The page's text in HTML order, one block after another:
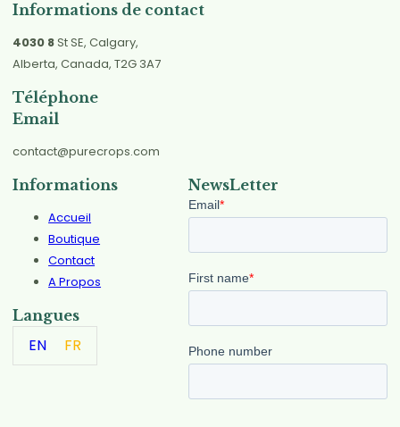
Informations de contact
4030 8St SE, Calgary,
Alberta, Canada, T2G 3A7
Téléphone
Email
contact@purecrops.com
Informations
Accueil
Boutique
Contact
A Propos
Langues
EN FR
NewsLetter